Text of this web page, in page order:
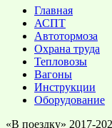
Главная
АСПТ
Автотормоза
Охрана труда
Тепловозы
Вагоны
Инструкции
Оборудование
«В поездку» 2017-